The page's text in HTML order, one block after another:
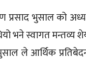
प्रसाद भुसाल को
भने स्वागत मन्तव्य
ले आर्थिक